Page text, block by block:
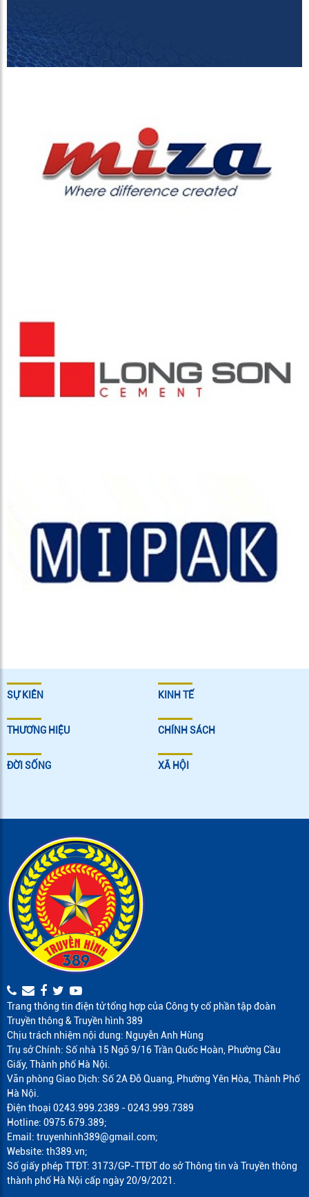
SỰ KIÊN KINH TẾ
THƯƠNG HIỆU CHÍNH SÁCH
ĐỜI SỐNG XÃ HỘI
Trang thông tin điện tử tổng hợp của Công ty cổ phần tập đoàn
Truyền thông & Truyền hình 389
Chịu trách nhiệm nội dung: Nguyễn Anh Hùng
Trụ sở Chính: Số nhà 15 Ngõ 9/16 Trần Quốc Hoàn, Phường Cầu
Giấy, Thành phố Hà Nội.
Văn phòng Giao Dịch: Số 2A Đỗ Quang, Phường Yên Hòa, Thành Phố
Hà Nội.
Điện thoại 0243.999.2389 - 0243.999.7389
Hotline: 0975.679.389;
Email: truyenhinh389@gmail.com;
Website: th389.vn;
Số giấy phép TTĐT: 3173/GP-TTĐT do sở Thông tin và Truyền thông
thành phố Hà Nội cấp ngày 20/9/2021.